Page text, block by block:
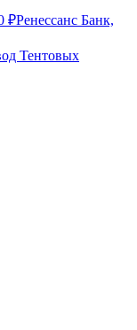
₽Ренессанс Банк,
Тентовых